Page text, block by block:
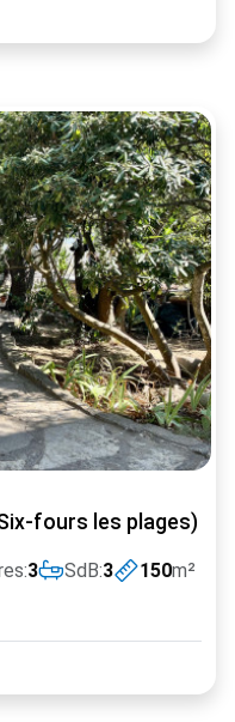
fours les plages) –
3 SdB:3 150m²